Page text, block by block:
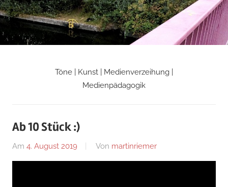
Zum
Inhalt
springen
Martin
Blog
Töne | Kunst | Medienverzeihung |
Medienpädagogik
Ab 10 Stück :)
Am 4. August 2019 Von martinriemer
Uncategorized